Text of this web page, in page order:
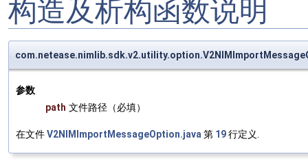
构造及析构函数说明
参数
path 文件路径（必填）
在文件V2NIMImportMessageOption.java第 19行定义.